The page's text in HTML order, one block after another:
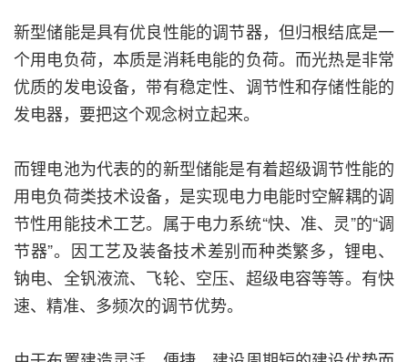
新型储能是具有优良性能的调节器，但归根结底是一
个用电负荷，本质是消耗电能的负荷。而光热是非常
优质的发电设备，带有稳定性、调节性和存储性能的
发电器，要把这个观念树立起来。
而锂电池为代表的的新型储能是有着超级调节性能的
用电负荷类技术设备，是实现电力电能时空解耦的调
节性用能技术工艺。属于电力系统“快、准、灵”的“调
节器”。因工艺及装备技术差别而种类繁多，锂电、
钠电、全钒液流、飞轮、空压、超级电容等等。有快
速、精准、多频次的调节优势。